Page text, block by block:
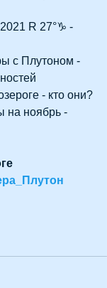
R 27°♑ -
с Плутоном -
- кто они?
на ноябрь -